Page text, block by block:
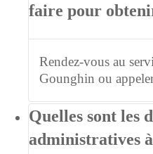
faire pour
Rendez-vous au
Gounghin ou
Quelles sont les
administratives